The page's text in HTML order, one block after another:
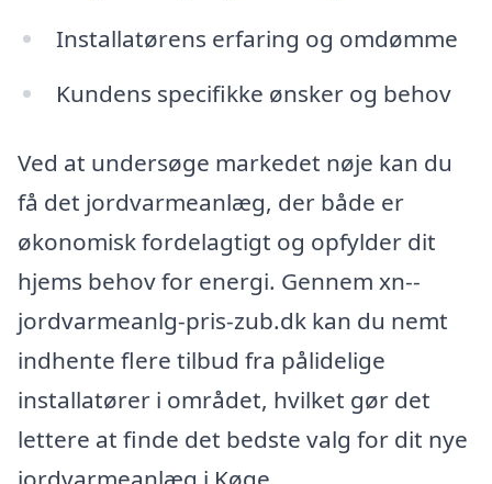
Installatørens erfaring og omdømme
Kundens specifikke ønsker og behov
Ved at undersøge markedet nøje kan du
få det jordvarmeanlæg, der både er
økonomisk fordelagtigt og opfylder dit
hjems behov for energi. Gennem xn--
jordvarmeanlg-pris-zub.dk kan du nemt
indhente flere tilbud fra pålidelige
installatører i området, hvilket gør det
lettere at finde det bedste valg for dit nye